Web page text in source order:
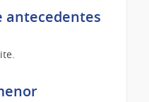
antecedentes